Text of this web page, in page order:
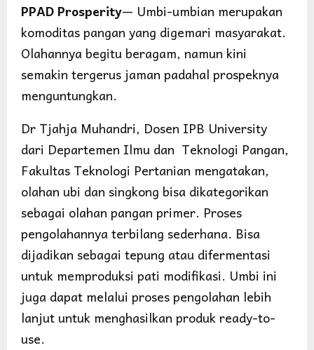
PPAD Prosperity— Umbi-umbian merupakan
komoditas pangan yang digemari masyarakat.
Olahannya begitu beragam, namun kini
semakin tergerus jaman padahal prospeknya
menguntungkan.
Dr Tjahja Muhandri, Dosen IPB University
dari Departemen Ilmu dan Teknologi Pangan,
Fakultas Teknologi Pertanian mengatakan,
olahan ubi dan singkong bisa dikategorikan
sebagai olahan pangan primer. Proses
pengolahannya terbilang sederhana. Bisa
dijadikan sebagai tepung atau difermentasi
untuk memproduksi pati modifikasi. Umbi ini
juga dapat melalui proses pengolahan lebih
lanjut untuk menghasilkan produk ready-to-
use.